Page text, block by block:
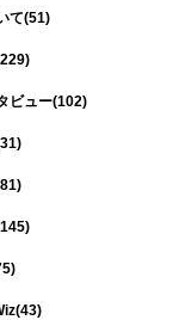
て(51)
ビュー(102)